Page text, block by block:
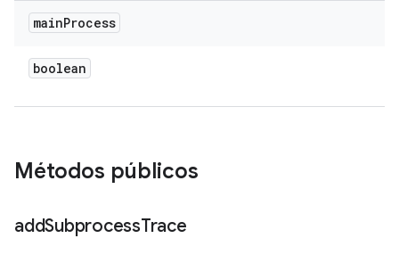
mainProcess
boolean
Métodos públicos
addSubprocessTrace